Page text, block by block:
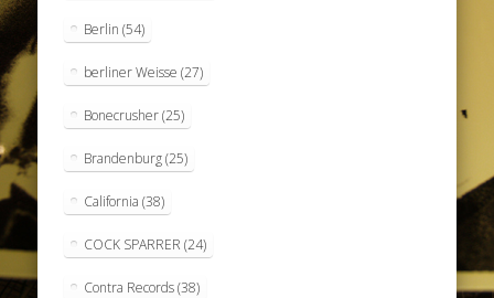
Berlin (54)
berliner Weisse (27)
Bonecrusher(25)
Brandenburg(25)
California (38)
COCK SPARRER (24)
Contra Records(38)